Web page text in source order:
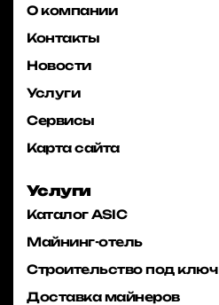
О компании
Контакты
Новости
Услуги
Сервисы
Карта сайта
Услуги
Каталог ASIC
Майнинг-отель
Строительство под ключ
Доставка майнеров